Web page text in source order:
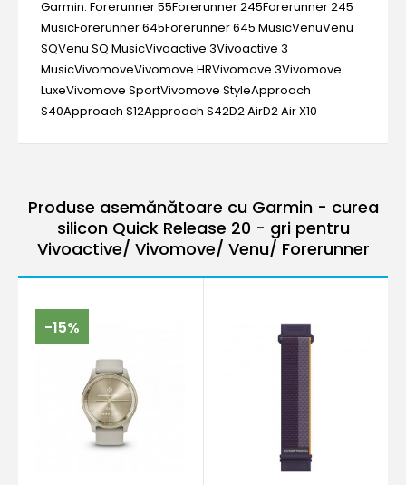
Garmin: Forerunner 55Forerunner 245Forerunner 245
MusicForerunner 645Forerunner 645 MusicVenuVenu
SQVenu SQ MusicVivoactive 3Vivoactive 3
MusicVivomoveVivomove HRVivomove 3Vivomove
LuxeVivomove SportVivomove StyleApproach
S40Approach S12Approach S42D2 AirD2 Air X10
Produse asemănătoare cu Garmin - curea
silicon Quick Release 20 - gri pentru
Vivoactive/ Vivomove/ Venu/ Forerunner
-15%